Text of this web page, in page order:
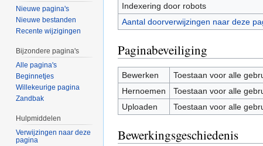
Indexering door robots
Aantal doorverwijzingen naar deze
Paginabeveiliging
Bewerken
Toestaan voor alle
Hernoemen
Toestaan voor alle
Uploaden
Toestaan voor alle
Bewerkingsgeschiedenis
Nieuwe pagina's
Nieuwe bestanden
Recente wijzigingen
Bijzondere pagina's
Alle pagina's
Beginnetjes
Willekeurige pagina
Zandbak
Hulpmiddelen
Verwijzingen naar deze
pagina